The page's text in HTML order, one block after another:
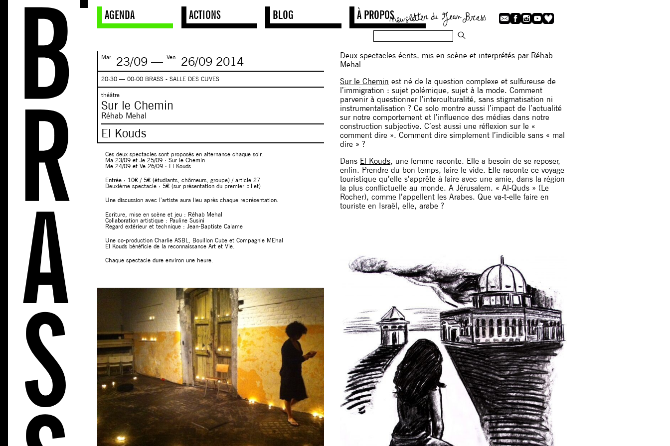
AGENDA ACTIONS BLOG À PROPOS
Mar. 23/09 — Ven. 26/09 2014
20:30 — 00:00 BRASS - SALLE DES CUVES
théâtre
Sur le Chemin
Réhab Mehal
El Kouds
Ces deux spectacles sont proposés en alternance chaque soir.
Ma 23/09 et Je 25/09 : Sur le Chemin
Me 24/09 et Ve 26/09 : El Kouds
Entrée : 10€ / 5€ (étudiants, chômeurs, groupe) / article 27
Deuxième spectacle : 5€ (sur présentation du premier billet)
Une discussion avec l’artiste aura lieu après chaque représentation.
Ecriture, mise en scène et jeu : Réhab Mehal
Collaboration artistique : Pauline Susini
Regard extérieur et technique : Jean-Baptiste Calame
Une co-production Charlie ASBL, Bouillon Cube et Compagnie MEhal
El Kouds bénéficie de la reconnaissance Art et Vie. ​
Chaque spectacle dure environ une heure.
Deux spectacles écrits, mis en scène et interprétés par Réhab
Mehal
Sur le Chemin est né de la question complexe et sulfureuse de
l’immigration : sujet polémique, sujet à la mode. Comment
parvenir à questionner l’interculturalité, sans stigmatisation ni
instrumentalisation ? Ce solo montre aussi l’impact de l’actualité
sur notre comportement et l’influence des médias dans notre
construction subjective. C’est aussi une réflexion sur le «
comment dire ». Comment dire simplement l’indicible sans « mal
dire » ?
Dans El Kouds, une femme raconte. Elle a besoin de se reposer,
enfin. Prendre du bon temps, faire le vide. Elle raconte ce voyage
touristique qu’elle s’apprête à faire avec une amie, dans la région
la plus conflictuelle au monde. A Jérusalem. « Al-Quds » (Le
Rocher), comme l’appellent les Arabes. Que va-t-elle faire en
touriste en Israël, elle, arabe ?